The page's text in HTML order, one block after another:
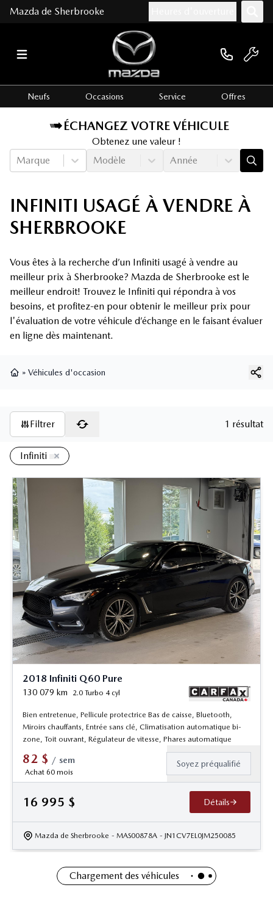
Mazda de Sherbrooke
Neufs Occasions Service Offres
ÉCHANGEZ VOTRE VÉHICULE
Obtenez une valeur !
Marque
Modèle Année
INFINITI USAGÉ À VENDRE À
SHERBROOKE
Vous êtes à la recherche d’un Infiniti usagé à vendre au
meilleur prix à Sherbrooke? Mazda de Sherbrooke est le
meilleur endroit! Trouvez le Infiniti qui répondra à vos
besoins, et profitez-en pour obtenir le meilleur prix pour
l'évaluation de votre véhicule d’échange en le faisant évaluer
en ligne dès maintenant.
» Véhicules d'occasion
Filtrer 1 résultat
Infiniti
2018 Infiniti Q60 Pure
130 079 km 2.0 Turbo 4 cyl
Bien entretenue, Pellicule protectrice Bas de caisse, Bluetooth,
Miroirs chauffants, Entrée sans clé, Climatisation automatique bi-
zone, Toit ouvrant, Régulateur de vitesse, Phares automatique
82 $ / sem
Achat 60 mois
Soyez préqualifié
16 995 $ Détails
Mazda de Sherbrooke - MAS00878A - JN1CV7EL0JM250085
Chargement des véhicules